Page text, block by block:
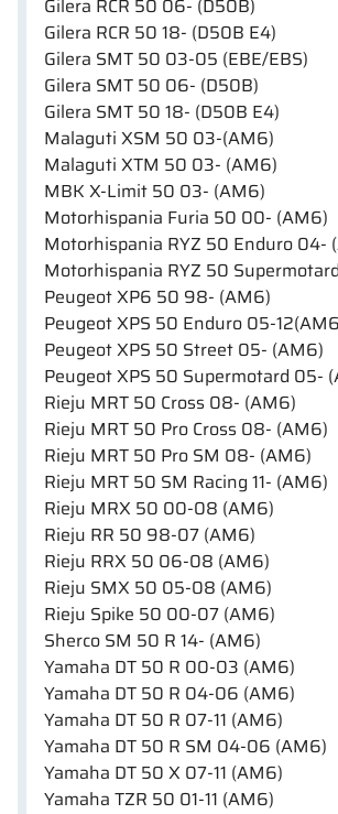
Gilera RCR 50 06- (D50B)
Gilera RCR 50 18- (D50B E4)
Gilera SMT 50 03-05 (EBE/EBS)
Gilera SMT 50 06- (D50B)
Gilera SMT 50 18- (D50B E4)
Malaguti XSM 50 03-(AM6)
Malaguti XTM 50 03- (AM6)
MBK X-Limit 50 03- (AM6)
Motorhispania Furia 50 00- (AM6)
Motorhispania RYZ 50 Enduro 04-
Motorhispania RYZ 50
Peugeot XP6 50 98- (AM6)
Peugeot XPS 50 Enduro 05-
Peugeot XPS 50 Street 05- (AM6)
Peugeot XPS 50 Supermotard 05-
Rieju MRT 50 Cross 08- (AM6)
Rieju MRT 50 Pro Cross 08- (AM6)
Rieju MRT 50 Pro SM 08- (AM6)
Rieju MRT 50 SM Racing 11- (AM6)
Rieju MRX 50 00-08 (AM6)
Rieju RR 50 98-07 (AM6)
Rieju RRX 50 06-08 (AM6)
Rieju SMX 50 05-08 (AM6)
Rieju Spike 50 00-07 (AM6)
Sherco SM 50 R 14- (AM6)
Yamaha DT 50 R 00-03 (AM6)
Yamaha DT 50 R 04-06 (AM6)
Yamaha DT 50 R 07-11 (AM6)
Yamaha DT 50 R SM 04-06 (AM6)
Yamaha DT 50 X 07-11 (AM6)
Yamaha TZR 50 01-11 (AM6)